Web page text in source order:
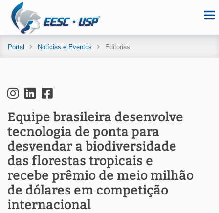
Portal Notícias e Eventos Editorias
Equipe brasileira desenvolve
tecnologia de ponta para
desvendar a biodiversidade
das florestas tropicais e
recebe prêmio de meio milhão
de dólares em competição
internacional